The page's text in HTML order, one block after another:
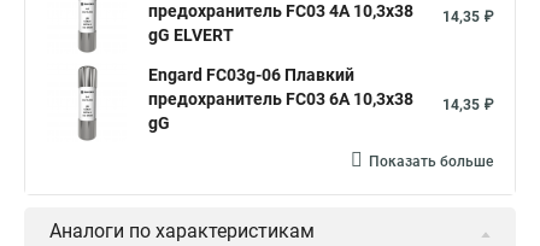
предохранитель FС03 4A 10,3x38
gG ELVERT
14,35 ₽
Engard FC03g-06 Плавкий
предохранитель FС03 6A 10,3x38
gG
14,35 ₽
Показать больше
Аналоги по характеристикам